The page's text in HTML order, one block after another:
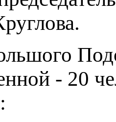
- 20